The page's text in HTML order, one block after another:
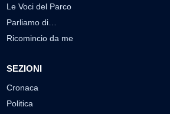
Le Voci del Parco
Parliamo di…
Ricomincio da me
SEZIONI
Cronaca
Politica